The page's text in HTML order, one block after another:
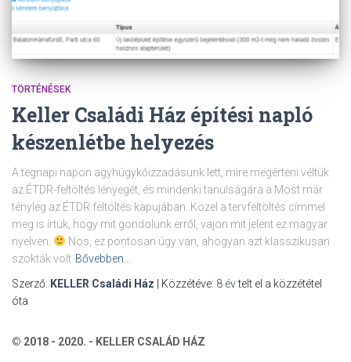
TÖRTÉNÉSEK
Keller Családi Ház építési napló
készenlétbe helyezés
A tegnapi napon agyhúgykőizzadásunk lett, mire megérteni véltük
az ÉTDR-feltöltés lényegét, és mindenki tanulságára a Most már
tényleg az ÉTDR feltöltés kapujában. Közel a tervfeltöltés címmel
meg is írtuk, hogy mit gondolunk erről, vajon mit jelent ez magyar
nyelven.
Nos, ez pontosan úgy van, ahogyan azt klasszikusan
szokták volt Bővebben…
Szerző: KELLER Családi Ház | Közzétéve: 8 évtelt el a közzététel
óta
© 2018 - 2020. - KELLER CSALÁD HÁZ